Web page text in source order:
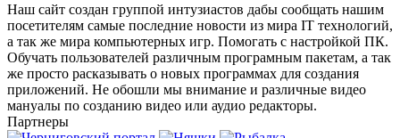
Наш сайт создан группой интузиастов дабы сообщать нашим
посетителям самые последние новости из мира IT технологий,
а так же мира компьютерных игр. Помогать с настройкой ПК.
Обучать пользователей различным програмным пакетам, а так
же просто расказывать о новых программах для создания
приложений. Не обошли мы внимание и различные видео
мануалы по созданию видео или аудио редакторы.
Партнеры